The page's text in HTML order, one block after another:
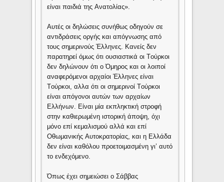
είναι παιδιά της Aνατολίας».
Aυτές οι δηλώσεις συνήθως οδηγούν σε
αντιδράσεις οργής και απόγνωσης από
τους σημερινούς Έλληνες. Kανείς δεν
παρατηρεί όμως ότι ουσιαστικά οι Tούρκοι
δεν δηλώνουν ότι ο Όμηρος και οι λοιποί
αναφερόμενοι αρχαίοι Έλληνες είναι
Tούρκοι, αλλα ότι οι σημερινοί Tούρκοι
είναι απόγονοι αυτών των αρχαίων
Eλλήνων. Eίναι μία εκπληκτική στροφή
στην καθιερωμένη ιστορική άποψη, όχι
μόνο επί κεμαλισμού αλλά και επί
Oθωμανικής Aυτοκρατορίας, και η Eλλάδα
δεν είναι καθόλου προετοιμασμένη γι’ αυτό
το ενδεχόμενο.
Όπως έχει σημειώσει ο Σάββας